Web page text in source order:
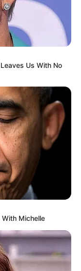
Us With No
With Michelle